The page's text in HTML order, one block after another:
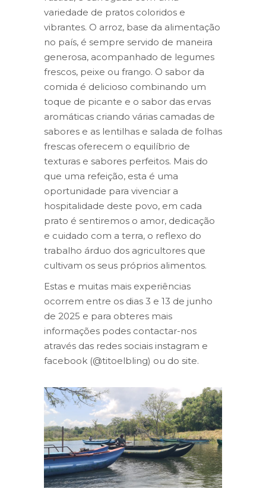
variedade de pratos coloridos e
vibrantes. O arroz, base da alimentação
no país, é sempre servido de maneira
generosa, acompanhado de legumes
frescos, peixe ou frango. O sabor da
comida é delicioso combinando um
toque de picante e o sabor das ervas
aromáticas criando várias camadas de
sabores e as lentilhas e salada de folhas
frescas oferecem o equilíbrio de
texturas e sabores perfeitos. Mais do
que uma refeição, esta é uma
oportunidade para vivenciar a
hospitalidade deste povo, em cada
prato é sentiremos o amor, dedicação
e cuidado com a terra, o reflexo do
trabalho árduo dos agricultores que
cultivam os seus próprios alimentos.
Estas e muitas mais experiências
ocorrem entre os dias 3 e 13 de junho
de 2025 e para obteres mais
informações podes contactar-nos
através das redes sociais instagram e
facebook (@titoelbling) ou do site.